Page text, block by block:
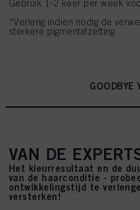
Gebruik 1-2 keer per week
*Verleng indien nodig de
sterkere pigmentafzetting
GOODBYE
VAN DE
Het kleurresultaat en de
van de haarconditie -
ontwikkelingstijd te
versterken!